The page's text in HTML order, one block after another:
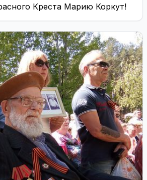
Креста Марию Коркут!